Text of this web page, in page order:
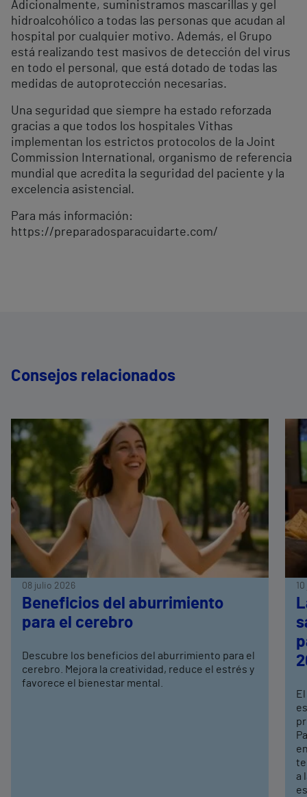
Adicionalmente, suministramos mascarillas y gel
hidroalcohólico a todas las personas que acudan al
hospital por cualquier motivo. Además, el Grupo
está realizando test masivos de detección del virus
en todo el personal, que está dotado de todas las
medidas de autoprotección necesarias.
Una seguridad que siempre ha estado reforzada
gracias a que todos los hospitales Vithas
implementan los estrictos protocolos de la Joint
Commission International, organismo de referencia
mundial que acredita la seguridad del paciente y la
excelencia asistencial.
Para más información:
https://preparadosparacuidarte.com/
Consejos relacionados
08 julio 2026
Beneficios del aburrimiento
para el cerebro
Descubre los beneficios del aburrimiento para el
cerebro. Mejora la creatividad, reduce el estrés y
favorece el bienestar mental.
a